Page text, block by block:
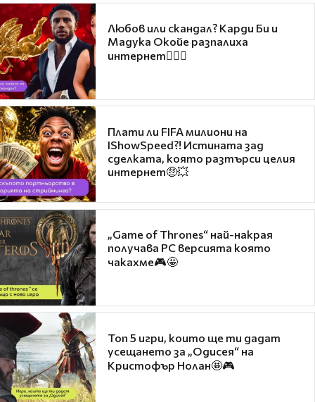
Любов или скандал? Карди Би и
Мадука Окойе разпалиха
интернет❤️‍🔥🔥
Плати ли FIFA милиони на
IShowSpeed?! Истината зад
сделката, която разтърси целия
интернет🤑💥
„Game of Thrones“ най-накрая
получава PC версията която
чакахме🎮🤩
Топ 5 игри, които ще ти дадат
усещането за „Одисея“ на
Кристофър Нолан🤩🎮